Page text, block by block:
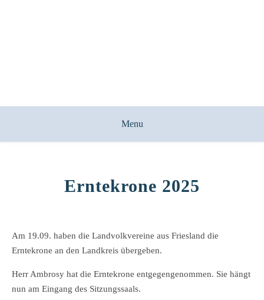
Menu
Erntekrone 2025
Am 19.09. haben die Landvolkvereine aus Friesland die
Erntekrone an den Landkreis übergeben.
Herr Ambrosy hat die Erntekrone entgegengenommen. Sie hängt
nun am Eingang des Sitzungssaals.